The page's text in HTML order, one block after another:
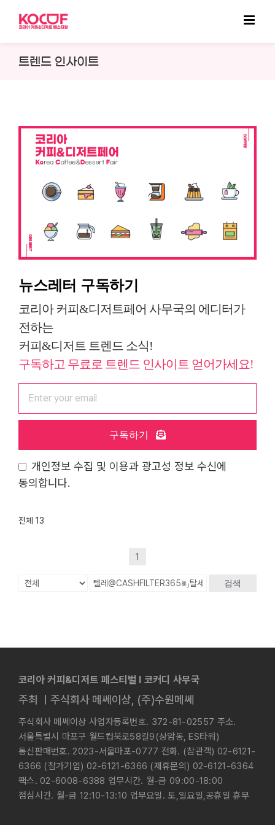
content
트렌드 인사이트
뉴스레터 구독하기
코리아 커피&디저트페어 사무국의 에디터가
전하는
커피&디저트 트렌드 소식!
구독하고 무료로 트렌드 인사이트 얻어가세요!
구독하기
개인정보 수집 및 이용과 광고성 정보 수신에
동의합니다.
전체 13
1
검색
코리아 커피&디저트 페스티벌 l 코커디 사무국
주최 ㅣ주식회사 메쎄이상, (주)수원메쎄
주식회사 메쎄이상 사업자등록번호. 372-81-02557 주소.
서울특별시 마포구 월드컵북로58길9(상암동, ES타워)
통신판매번호. 2023-서울마포-0777 전화. (참관객) 02-6121-
6366 (참가기업) 02-6121-6366 (제휴문의) 02-6121-6364
팩스. 02-6008-6388 업무시간. 월-금 09:00-18:00
점심시간. 월-금 12:10-13:10 업무요일. 토,일요일,공휴일 휴무